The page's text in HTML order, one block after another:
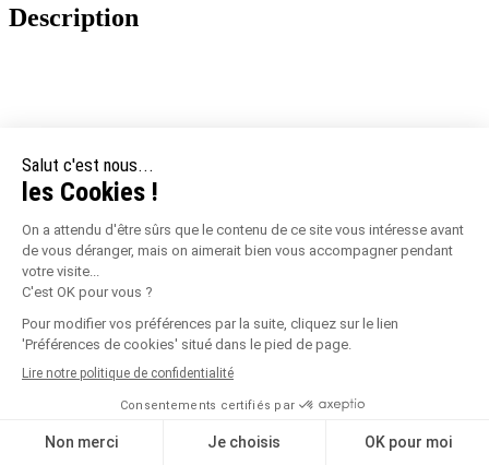
Description
4 écarteurs 3 mm sécables pour obtenir une surface lisse.
Forme du flasque optimisée : facilite le calage contre un mur ou dans
un angle.